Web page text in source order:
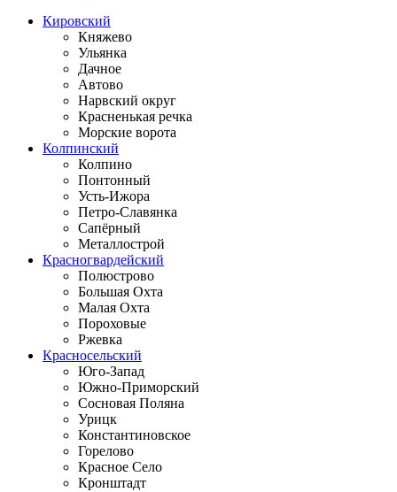
Кировский
Княжево
Ульянка
Дачное
Автово
Нарвский округ
Красненькая речка
Морские ворота
Колпинский
Колпино
Понтонный
Усть-Ижора
Петро-Славянка
Сапёрный
Металлострой
Красногвардейский
Полюстрово
Большая Охта
Малая Охта
Пороховые
Ржевка
Красносельский
Юго-Запад
Южно-Приморский
Сосновая Поляна
Урицк
Константиновское
Горелово
Красное Село
Кронштадт